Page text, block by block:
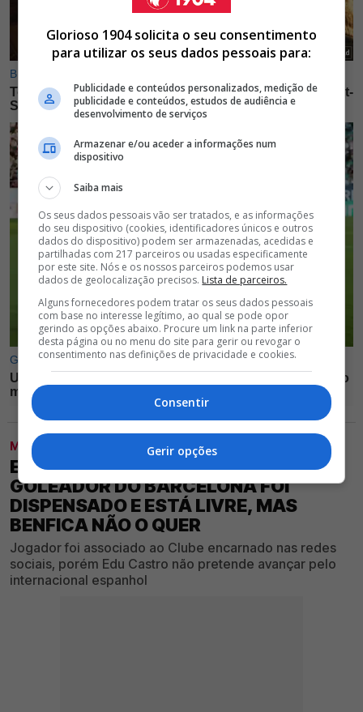
MODALIDADES
EXCLUSIVO GLORIOSO 1904 -
GOLEADOR DO BARCELONA FOI
DISPENSADO E ESTÁ LIVRE, MAS
BENFICA NÃO O QUER
Jogador foi associado ao Clube encarnado nas redes
sociais, porém Edu Castro não pretende avançar pelo
internacional espanhol
Glorioso 1904 solicita o seu consentimento
para utilizar os seus dados pessoais para:
Publicidade e conteúdos personalizados, medição de
publicidade e conteúdos, estudos de audiência e
desenvolvimento de serviços
Armazenar e/ou aceder a informações num
dispositivo
Saiba mais
Os seus dados pessoais vão ser tratados, e as informações
do seu dispositivo (cookies, identificadores únicos e outros
dados do dispositivo) podem ser armazenadas, acedidas e
partilhadas com 217 parceiros ou usadas especificamente
por este site. Nós e os nossos parceiros podemos usar
dados de geolocalização precisos. Lista de parceiros.
Alguns fornecedores podem tratar os seus dados pessoais
com base no interesse legítimo, ao qual se pode opor
gerindo as opções abaixo. Procure um link na parte inferior
desta página ou no menu do site para gerir ou revogar o
consentimento nas definições de privacidade e cookies.
Consentir
Gerir opções